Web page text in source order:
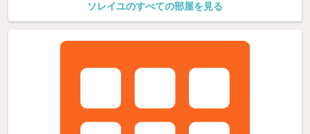
ソレイユのすべての部屋を見る